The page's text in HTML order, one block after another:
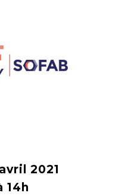
2021
14h